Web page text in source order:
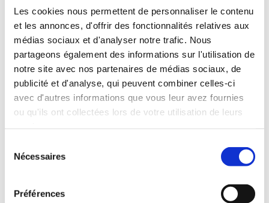
Les cookies nous permettent de personnaliser le contenu
et les annonces, d'offrir des fonctionnalités relatives aux
médias sociaux et d'analyser notre trafic. Nous
partageons également des informations sur l'utilisation de
notre site avec nos partenaires de médias sociaux, de
publicité et d'analyse, qui peuvent combiner celles-ci
avec d'autres informations que vous leur avez fournies
ou qu'ils ont collectées lors de votre utilisation de leurs
Nécessaires
Préférences
Trockenfrüchte
Die Energie-Auswahl für einen gesunden